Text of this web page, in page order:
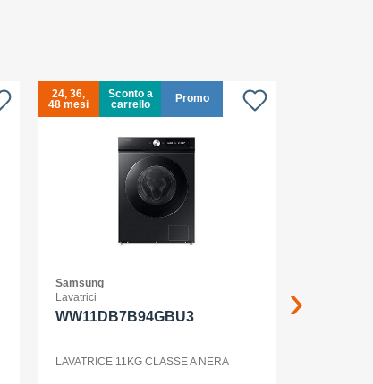
24, 36,
48 mesi
Sconto a
carrello
Promo
Samsung
Lavatrici
WW11DB7B94GBU3
LAVATRICE 11KG CLASSE A NERA